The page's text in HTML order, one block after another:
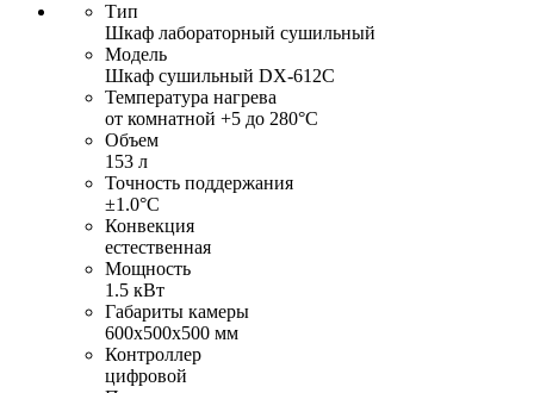
Тип
Шкаф лабораторный сушильный
Модель
Шкаф сушильный DX-612C
Температура нагрева
от комнатной +5 до 280°С
Объем
153 л
Точность поддержания
±1.0°С
Конвекция
естественная
Мощность
1.5 кВт
Габариты камеры
600x500x500 мм
Контроллер
цифровой